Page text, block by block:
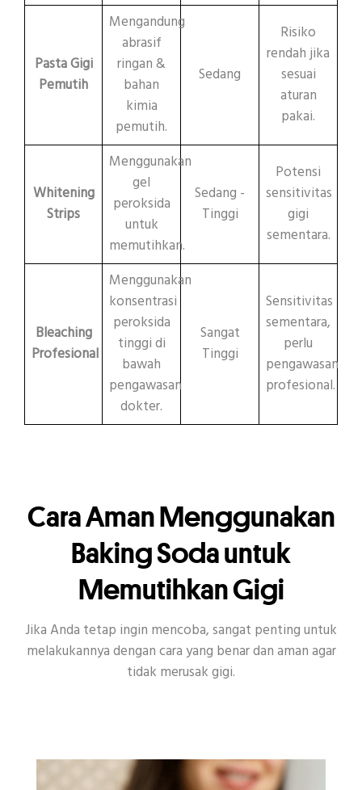
Pasta Gigi
Pemutih
Mengandung
abrasif
ringan &
bahan
kimia
pemutih.
Sedang
Risiko
rendah jika
sesuai
aturan
pakai.
Whitening
Strips
Menggunakan
gel
peroksida
untuk
memutihkan.
Sedang -
Tinggi
Potensi
sensitivitas
gigi
sementara.
Bleaching
Profesional
Menggunakan
konsentrasi
peroksida
tinggi di
bawah
pengawasan
dokter.
Sangat
Tinggi
Sensitivitas
sementara,
perlu
pengawasan
profesional.
Cara Aman Menggunakan
Baking Soda untuk
Memutihkan Gigi
Jika Anda tetap ingin mencoba, sangat penting untuk
melakukannya dengan cara yang benar dan aman agar
tidak merusak gigi.